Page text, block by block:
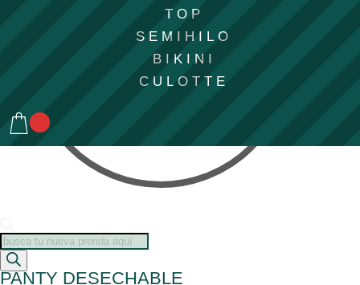
TOP
SEMIHILO
BIKINI
CULOTTE
Búsqueda
de
productos
PANTY DESECHABLE